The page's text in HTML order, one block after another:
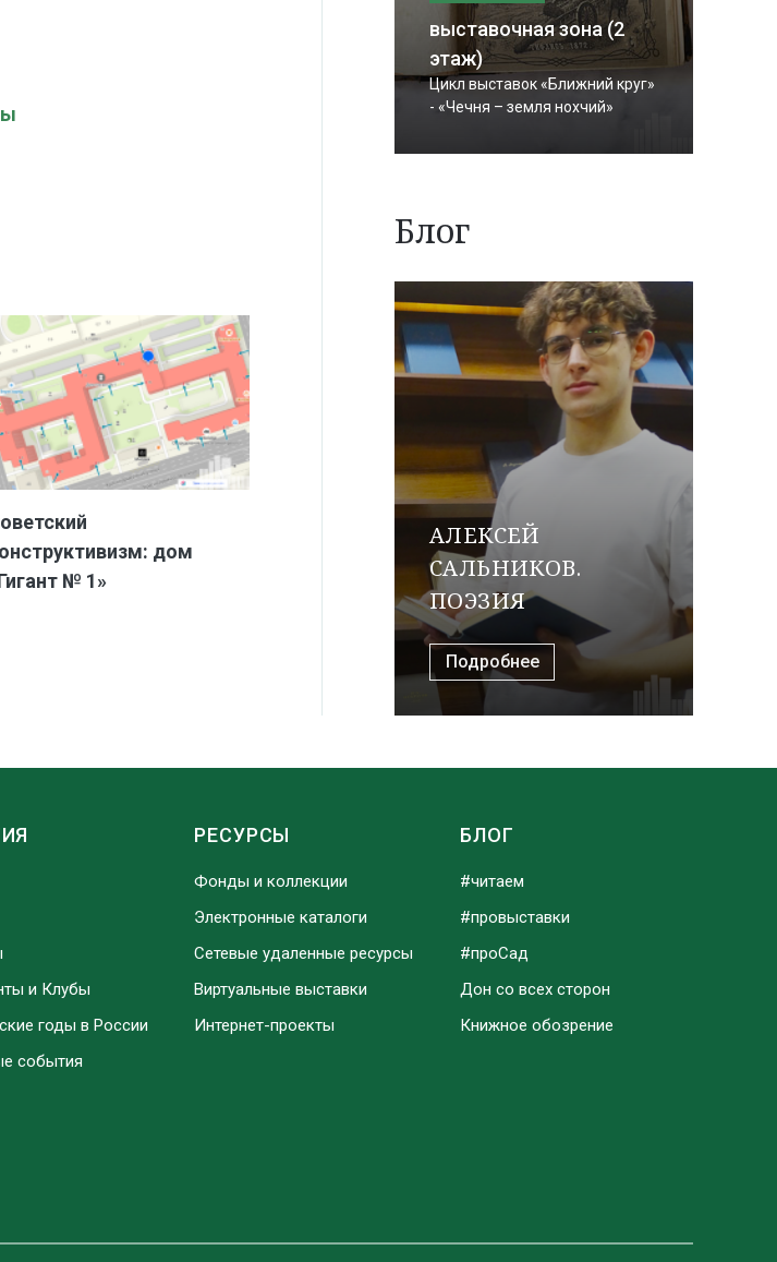
дом
№ 1»
выставочная зона (2
этаж)
Цикл выставок «Ближний круг»
- «Чечня – земля нохчий»
Блог
АЛЕКСЕЙ
САЛЬНИКОВ.
ПОЭЗИЯ
Подробнее
и Клубы
годы в России
события
РЕСУРСЫ
Фонды и коллекции
Электронные каталоги
Сетевые удаленные ресурсы
Виртуальные выставки
Интернет-проекты
БЛОГ
#читаем
#провыставки
#проСад
Дон со всех сторон
Книжное обозрение